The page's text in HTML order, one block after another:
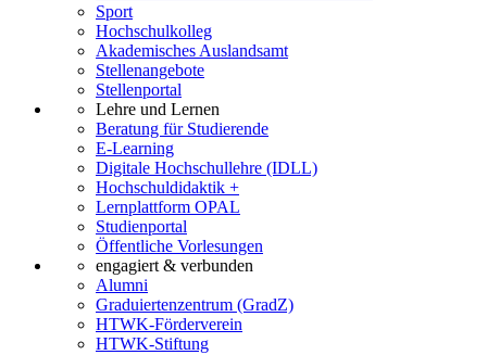
Sport
Hochschulkolleg
Akademisches Auslandsamt
Stellenangebote
Stellenportal
Lehre und Lernen
Beratung für Studierende
E-Learning
Digitale Hochschullehre (IDLL)
Hochschuldidaktik +
Lernplattform OPAL
Studienportal
Öffentliche Vorlesungen
engagiert & verbunden
Alumni
Graduiertenzentrum (GradZ)
HTWK-Förderverein
HTWK-Stiftung